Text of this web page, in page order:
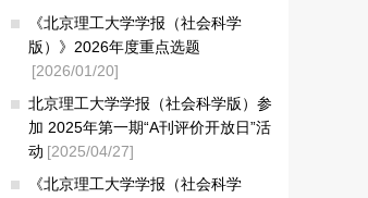
《北京理工大学学报（社会科学
版）》2026年度重点选题
[2026/01/20]
北京理工大学学报（社会科学版）参
加 2025年第一期“A刊评价开放日”活
动 [2025/04/27]
《北京理工大学学报（社会科学